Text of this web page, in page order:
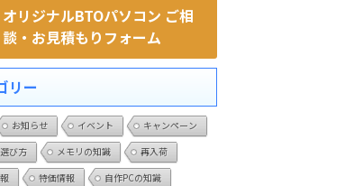
オリジナルBTOパソコン ご相
談・お見積もりフォーム
リー
お知らせ イベント
キャンペーン
び方
メモリの知識
再入荷
特価情報
自作PCの知識